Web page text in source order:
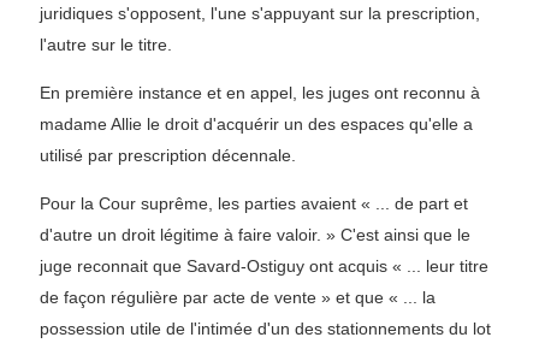
juridiques s'opposent, l'une s'appuyant sur la prescription,
l'autre sur le titre.
En première instance et en appel, les juges ont reconnu à
madame Allie le droit d'acquérir un des espaces qu'elle a
utilisé par prescription décennale.
Pour la Cour suprême, les parties avaient « ... de part et
d'autre un droit légitime à faire valoir. » C'est ainsi que le
juge reconnait que Savard-Ostiguy ont acquis « ... leur titre
de façon régulière par acte de vente » et que « ... la
possession utile de l'intimée d'un des stationnements du lot